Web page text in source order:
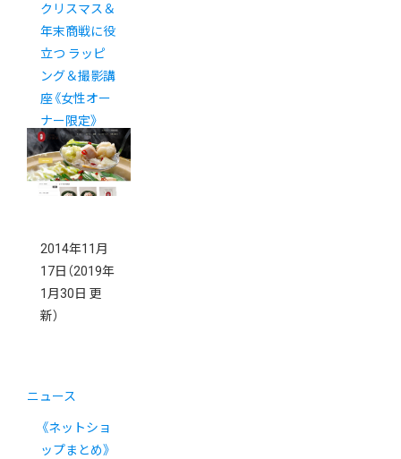
クリスマス＆
年末商戦に役
立つ ラッピ
ング＆撮影講
座《女性オー
ナー限定》
2014年11月
17日 （2019年
1月30日 更
新）
ニュース
《ネットショ
ップまとめ》